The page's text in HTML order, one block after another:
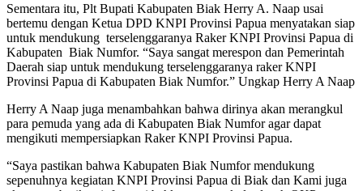
Sementara itu, Plt Bupati Kabupaten Biak Herry A. Naap usai
bertemu dengan Ketua DPD KNPI Provinsi Papua menyatakan siap
untuk mendukung terselenggaranya Raker KNPI Provinsi Papua di
Kabupaten Biak Numfor. “Saya sangat merespon dan Pemerintah
Daerah siap untuk mendukung terselenggaranya raker KNPI
Provinsi Papua di Kabupaten Biak Numfor.” Ungkap Herry A Naap
Herry A Naap juga menambahkan bahwa dirinya akan merangkul
para pemuda yang ada di Kabupaten Biak Numfor agar dapat
mengikuti mempersiapkan Raker KNPI Provinsi Papua.
“Saya pastikan bahwa Kabupaten Biak Numfor mendukung
sepenuhnya kegiatan KNPI Provinsi Papua di Biak dan Kami juga